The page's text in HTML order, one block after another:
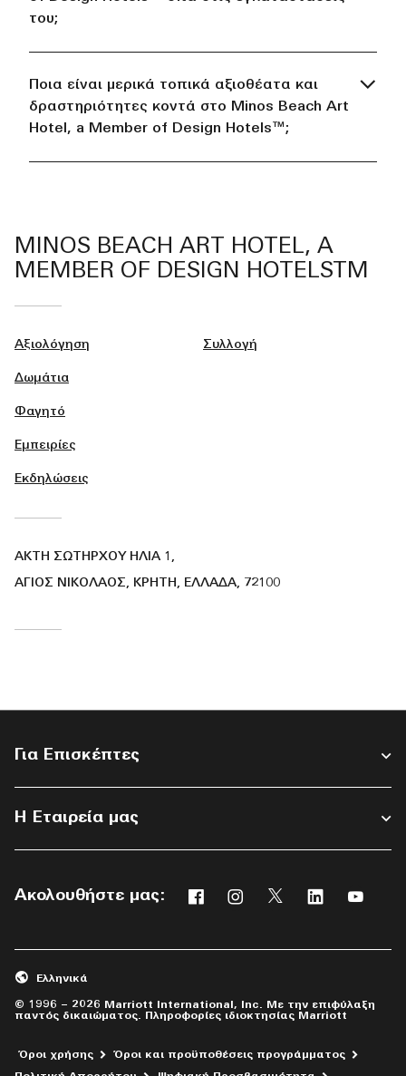
του;
Ποια είναι μερικά τοπικά αξιοθέατα και
δραστηριότητες κοντά στο Minos Beach Art
Hotel, a Member of Design Hotels™;
MINOS BEACH ART HOTEL, A
MEMBER OF DESIGN HOTELSTM
Αξιολόγηση
Δωμάτια
Φαγητό
Εμπειρίες
Εκδηλώσεις
Συλλογή
ΑΚΤΉ ΣΩΤΉΡΧΟΥ ΗΛΊΑ 1,
ΆΓΙΟΣ ΝΙΚΌΛΑΟΣ, ΚΡΉΤΗ, ΕΛΛΆΔΑ, 72100
Για Επισκέπτες
Η Εταιρεία μας
Ακολουθήστε μας:
Facebook
Ανοίγει νέο παράθυρο
Instagram
Ανοίγει νέο παράθυρο
Twitter
Ανοίγει νέο
Linkedin
Ανοίγει νέο
© 1996 – 2026 Marriott International, Inc. Με την επιφύλαξη
παντός δικαιώματος. Πληροφορίες ιδιοκτησίας Marriott
Ελληνικά
Όροι χρήσης
Όροι και προϋποθέσεις προγράμματος